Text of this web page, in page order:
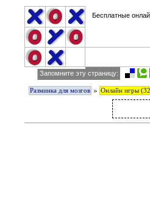
Бесплатные
Запомните эту страницу:
Разминка для мозгов » Онлайн игры